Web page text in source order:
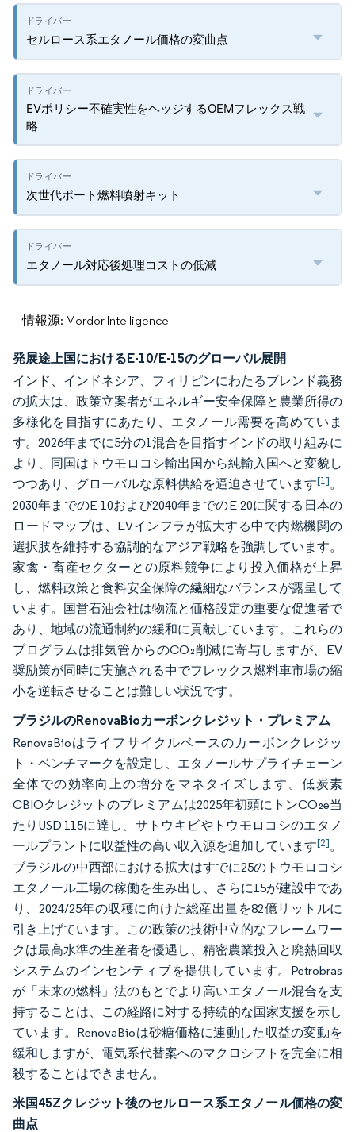
セルロース系エタノール価格の変曲点
EVポリシー不確実性をヘッジするOEMフレックス戦
略
次世代ポート燃料噴射キット
エタノール対応後処理コストの低減
情報源: Mordor Intelligence
発展途上国におけるE-10/E-15のグローバル展開
インド、インドネシア、フィリピンにわたるブレンド義務
の拡大は、政策立案者がエネルギー安全保障と農業所得の
多様化を目指すにあたり、エタノール需要を高めていま
す。2026年までに5分の1混合を目指すインドの取り組みに
より、同国はトウモロコシ輸出国から純輸入国へと変貌し
つつあり、グローバルな原料供給を逼迫させています[1]。
2030年までのE-10および2040年までのE-20に関する日本の
ロードマップは、EVインフラが拡大する中で内燃機関の
選択肢を維持する協調的なアジア戦略を強調しています。
家禽・畜産セクターとの原料競争により投入価格が上昇
し、燃料政策と食料安全保障の繊細なバランスが露呈して
います。国営石油会社は物流と価格設定の重要な促進者で
あり、地域の流通制約の緩和に貢献しています。これらの
プログラムは排気管からのCO₂削減に寄与しますが、EV
奨励策が同時に実施される中でフレックス燃料車市場の縮
小を逆転させることは難しい状況です。
ブラジルのRenovaBioカーボンクレジット・プレミアム
RenovaBioはライフサイクルベースのカーボンクレジッ
ト・ベンチマークを設定し、エタノールサプライチェーン
全体での効率向上の増分をマネタイズします。低炭素
CBIOクレジットのプレミアムは2025年初頭にトンCO₂e当
たりUSD 115に達し、サトウキビやトウモロコシのエタノ
ールプラントに収益性の高い収入源を追加しています[2]。
ブラジルの中西部における拡大はすでに25のトウモロコシ
エタノール工場の稼働を生み出し、さらに15が建設中であ
り、2024/25年の収穫に向けた総産出量を82億リットルに
引き上げています。この政策の技術中立的なフレームワー
クは最高水準の生産者を優遇し、精密農業投入と廃熱回収
システムのインセンティブを提供しています。Petrobras
が「未来の燃料」法のもとでより高いエタノール混合を支
持することは、この経路に対する持続的な国家支援を示し
ています。RenovaBioは砂糖価格に連動した収益の変動を
緩和しますが、電気系代替案へのマクロシフトを完全に相
殺することはできません。
米国45Zクレジット後のセルロース系エタノール価格の変
曲点